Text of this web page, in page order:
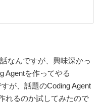
なんですが、興味深かっ
Agentを作ってやる
が、話題のCoding Agent
れるのか試してみたので